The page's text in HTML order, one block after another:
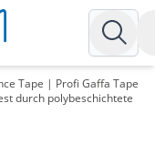
Tape | Profi Gaffa Tape
durch polybeschichtete